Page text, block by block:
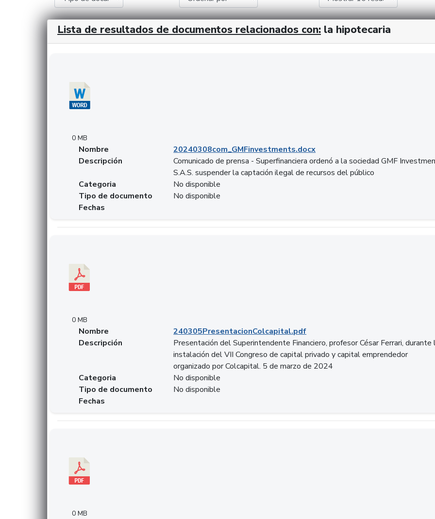
Lista de resultados de documentos relacionados con: la hipotecaria
0 MB
Nombre
20240308com_GMFinvestments.docx
Descripción
Comunicado de prensa - Superfinanciera ordenó a la sociedad GMF
S.A.S. suspender la captación ilegal de recursos del público
Categoria
No disponible
Tipo de documento
No disponible
Fechas
0 MB
Nombre
240305PresentacionColcapital.pdf
Descripción
Presentación del Superintendente Financiero, profesor César Ferrari, durante
instalación del VII Congreso de capital privado y capital emprendedor
organizado por Colcapital. 5 de marzo de 2024
Categoria
No disponible
Tipo de documento
No disponible
Fechas
0 MB